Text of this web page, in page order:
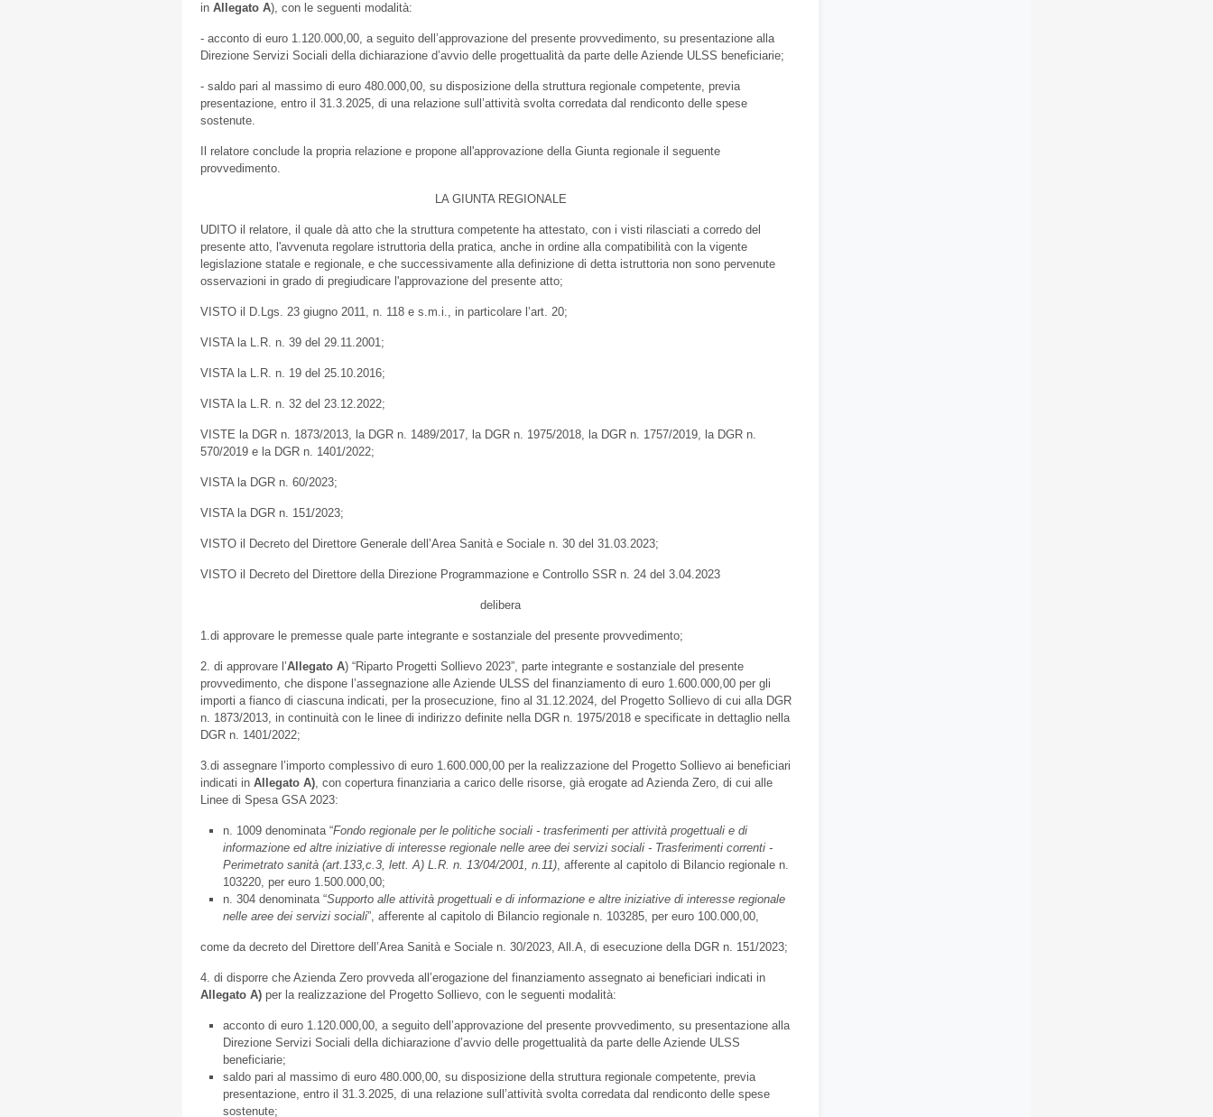
in Allegato A), con le seguenti modalità:
- acconto di euro 1.120.000,00, a seguito dell’approvazione del presente provvedimento, su presentazione alla
Direzione Servizi Sociali della dichiarazione d’avvio delle progettualità da parte delle Aziende ULSS beneficiarie;
- saldo pari al massimo di euro 480.000,00, su disposizione della struttura regionale competente, previa
presentazione, entro il 31.3.2025, di una relazione sull’attività svolta corredata dal rendiconto delle spese
sostenute.
Il relatore conclude la propria relazione e propone all'approvazione della Giunta regionale il seguente
provvedimento.
LA GIUNTA REGIONALE
UDITO il relatore, il quale dà atto che la struttura competente ha attestato, con i visti rilasciati a corredo del
presente atto, l'avvenuta regolare istruttoria della pratica, anche in ordine alla compatibilità con la vigente
legislazione statale e regionale, e che successivamente alla definizione di detta istruttoria non sono pervenute
osservazioni in grado di pregiudicare l'approvazione del presente atto;
VISTO il D.Lgs. 23 giugno 2011, n. 118 e s.m.i., in particolare l’art. 20;
VISTA la L.R. n. 39 del 29.11.2001;
VISTA la L.R. n. 19 del 25.10.2016;
VISTA la L.R. n. 32 del 23.12.2022;
VISTE la DGR n. 1873/2013, la DGR n. 1489/2017, la DGR n. 1975/2018, la DGR n. 1757/2019, la DGR n.
570/2019 e la DGR n. 1401/2022;
VISTA la DGR n. 60/2023;
VISTA la DGR n. 151/2023;
VISTO il Decreto del Direttore Generale dell’Area Sanità e Sociale n. 30 del 31.03.2023;
VISTO il Decreto del Direttore della Direzione Programmazione e Controllo SSR n. 24 del 3.04.2023
delibera
1.di approvare le premesse quale parte integrante e sostanziale del presente provvedimento;
2. di approvare l’Allegato A) “Riparto Progetti Sollievo 2023”, parte integrante e sostanziale del presente
provvedimento, che dispone l’assegnazione alle Aziende ULSS del finanziamento di euro 1.600.000,00 per gli
importi a fianco di ciascuna indicati, per la prosecuzione, fino al 31.12.2024, del Progetto Sollievo di cui alla DGR
n. 1873/2013, in continuità con le linee di indirizzo definite nella DGR n. 1975/2018 e specificate in dettaglio nella
DGR n. 1401/2022;
3.di assegnare l’importo complessivo di euro 1.600.000,00 per la realizzazione del Progetto Sollievo ai beneficiari
indicati in Allegato A), con copertura finanziaria a carico delle risorse, già erogate ad Azienda Zero, di cui alle
Linee di Spesa GSA 2023:
n. 1009 denominata “Fondo regionale per le politiche sociali - trasferimenti per attività progettuali e di
informazione ed altre iniziative di interesse regionale nelle aree dei servizi sociali - Trasferimenti correnti -
Perimetrato sanità (art.133,c.3, lett. A) L.R. n. 13/04/2001, n.11), afferente al capitolo di Bilancio regionale n.
103220, per euro 1.500.000,00;
n. 304 denominata “Supporto alle attività progettuali e di informazione e altre iniziative di interesse regionale
nelle aree dei servizi sociali”, afferente al capitolo di Bilancio regionale n. 103285, per euro 100.000,00,
come da decreto del Direttore dell’Area Sanità e Sociale n. 30/2023, All.A, di esecuzione della DGR n. 151/2023;
4. di disporre che Azienda Zero provveda all’erogazione del finanziamento assegnato ai beneficiari indicati in
Allegato A) per la realizzazione del Progetto Sollievo, con le seguenti modalità:
acconto di euro 1.120.000,00, a seguito dell’approvazione del presente provvedimento, su presentazione alla
Direzione Servizi Sociali della dichiarazione d’avvio delle progettualità da parte delle Aziende ULSS
beneficiarie;
saldo pari al massimo di euro 480.000,00, su disposizione della struttura regionale competente, previa
presentazione, entro il 31.3.2025, di una relazione sull’attività svolta corredata dal rendiconto delle spese
sostenute;